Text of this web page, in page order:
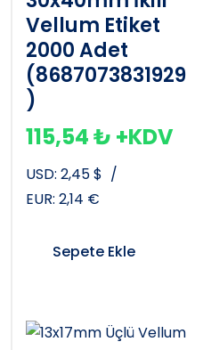
Vellum Etiket
2000 Adet
(8687073831929
)
115,54₺ +KDV
USD: 2,45$ /
EUR: 2,14 €
Sepete Ekle